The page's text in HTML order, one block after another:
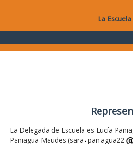
La Escuela
La Delegada de Escuela es Lucía
Paniagua Maudes (sara paniagua22